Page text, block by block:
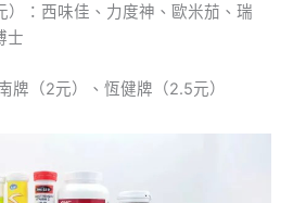
）：西味佳、力度神、歐米茄、瑞
士
牌（2元）、恆健牌（2.5元）